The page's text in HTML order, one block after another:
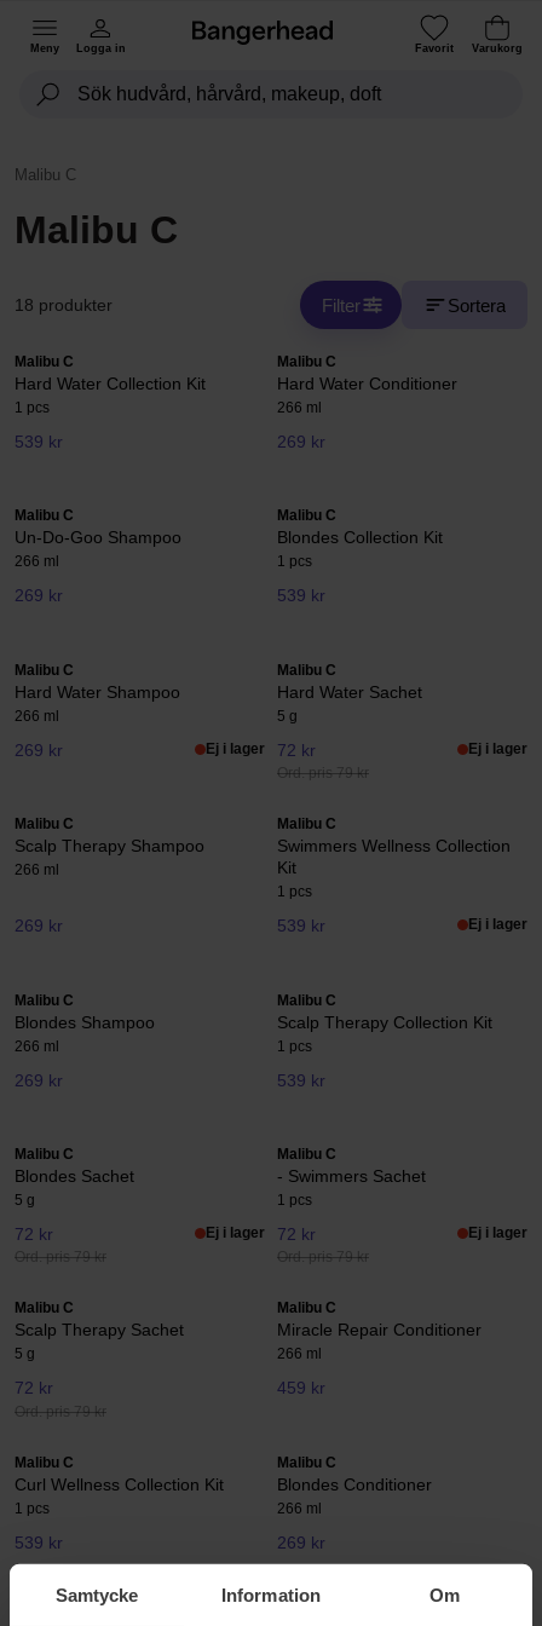
Samtycke Information Om
Meny Logga in Favorit Varukorg
Malibu C
Malibu C
18 produkter Filter Sortera
Malibu C
Hard Water Collection Kit
1 pcs
539 kr
Malibu C
Hard Water Conditioner
266 ml
269 kr
Malibu C
Un-Do-Goo Shampoo
266 ml
269 kr
Malibu C
Blondes Collection Kit
1 pcs
539 kr
Malibu C
Hard Water Shampoo
266 ml
269 kr Ej i lager
Malibu C
Hard Water Sachet
5 g
72 kr
Ord. pris 79 kr
Ej i lager
Malibu C
Scalp Therapy Shampoo
266 ml
269 kr
Malibu C
Swimmers Wellness Collection
Kit
1 pcs
539 kr Ej i lager
Malibu C
Blondes Shampoo
266 ml
269 kr
Malibu C
Scalp Therapy Collection Kit
1 pcs
539 kr
Malibu C
Blondes Sachet
5 g
72 kr
Ord. pris 79 kr
Ej i lager
Malibu C
- Swimmers Sachet
1 pcs
72 kr
Ord. pris 79 kr
Ej i lager
Malibu C
Scalp Therapy Sachet
5 g
72 kr
Ord. pris 79 kr
Malibu C
Miracle Repair Conditioner
266 ml
459 kr
Malibu C
Curl Wellness Collection Kit
1 pcs
539 kr
Malibu C
Blondes Conditioner
266 ml
269 kr